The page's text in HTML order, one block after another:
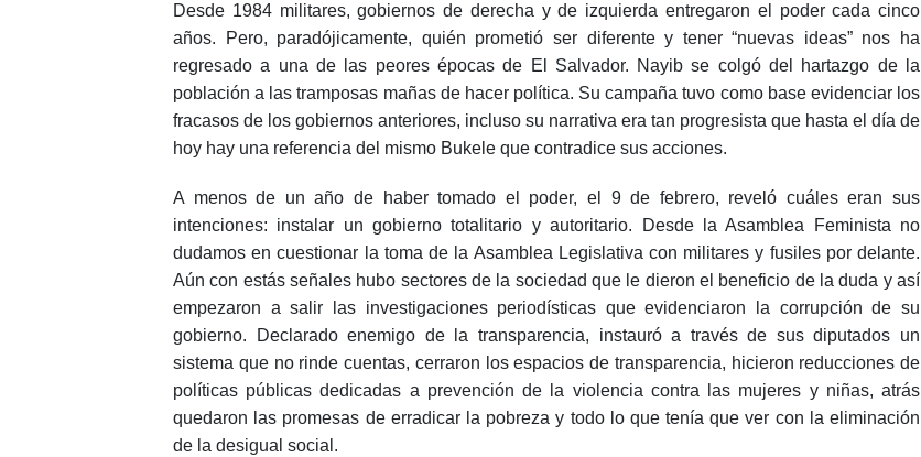
Desde 1984 militares, gobiernos de derecha y de izquierda entregaron el poder cada cinco
años. Pero, paradójicamente, quién prometió ser diferente y tener “nuevas ideas” nos ha
regresado a una de las peores épocas de El Salvador. Nayib se colgó del hartazgo de la
población a las tramposas mañas de hacer política. Su campaña tuvo como base evidenciar los
fracasos de los gobiernos anteriores, incluso su narrativa era tan progresista que hasta el día de
hoy hay una referencia del mismo Bukele que contradice sus acciones.
A menos de un año de haber tomado el poder, el 9 de febrero, reveló cuáles eran sus
intenciones: instalar un gobierno totalitario y autoritario. Desde la Asamblea Feminista no
dudamos en cuestionar la toma de la Asamblea Legislativa con militares y fusiles por delante.
Aún con estás señales hubo sectores de la sociedad que le dieron el beneficio de la duda y así
empezaron a salir las investigaciones periodísticas que evidenciaron la corrupción de su
gobierno. Declarado enemigo de la transparencia, instauró a través de sus diputados un
sistema que no rinde cuentas, cerraron los espacios de transparencia, hicieron reducciones de
políticas públicas dedicadas a prevención de la violencia contra las mujeres y niñas, atrás
quedaron las promesas de erradicar la pobreza y todo lo que tenía que ver con la eliminación
de la desigual social.